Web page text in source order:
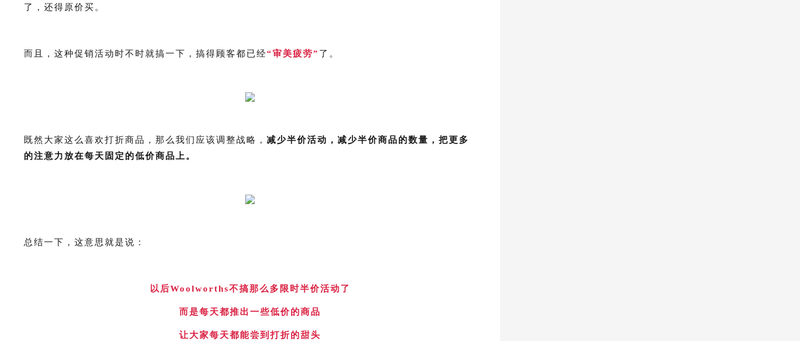
了，还得原价买。
而且，这种促销活动时不时就搞一下，搞得顾客都已经“审美疲劳” 了。
既然大家这么喜欢打折商品，那么我们应该调整战略， 减少半价活动，减少半价商品的数量，把更多
的注意力放在每天固定的低价商品上。
总结一下，这意思就是说：
以后Woolworths不搞那么多限时半价活动了
而是每天都推出一些低价的商品
让大家每天都能尝到打折的甜头